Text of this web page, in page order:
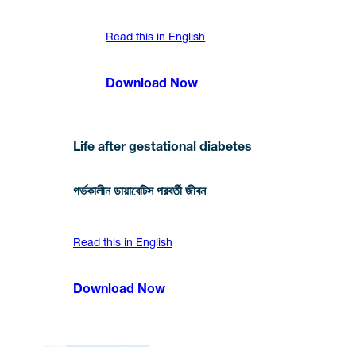
Read this in English
Download Now
Life after gestational diabetes
গর্ভকালীন ডায়াবেটিস পরবর্তী জীবন
Read this in English
Download Now